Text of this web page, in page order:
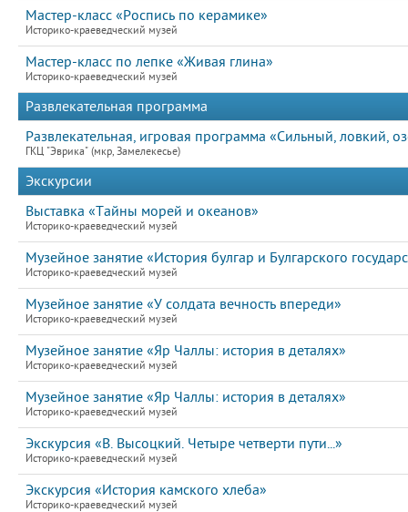
Мастер-класс «Роспись по керамике»
Историко-краеведческий музей
Мастер-класс по лепке «Живая глина»
Историко-краеведческий музей
Развлекательная программа
Развлекательная, игровая программа «Сильный, ловкий,
ГКЦ "Эврика" (мкр, Замелекесье)
Экскурсии
Выставка «Тайны морей и океанов»
Историко-краеведческий музей
Музейное занятие «История булгар и Булгарского
Историко-краеведческий музей
Музейное занятие «У солдата вечность впереди»
Историко-краеведческий музей
Музейное занятие «Яр Чаллы: история в деталях»
Историко-краеведческий музей
Музейное занятие «Яр Чаллы: история в деталях»
Историко-краеведческий музей
Экскурсия «В. Высоцкий. Четыре четверти пути...»
Историко-краеведческий музей
Экскурсия «История камского хлеба»
Историко-краеведческий музей